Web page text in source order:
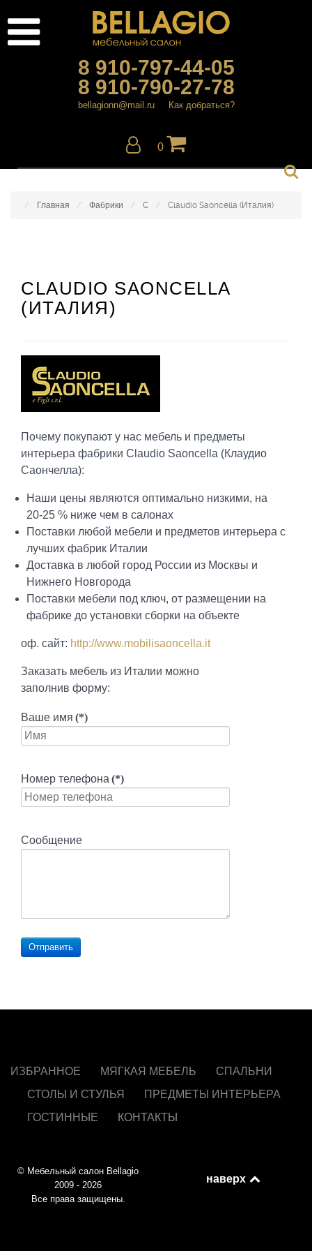
8 910-797-44-05
8 910-790-27-78
bellagionn@mail.ru Как добраться?
0
Главная Фабрики C Claudio Saoncella (Италия)
CLAUDIO SAONCELLA
(ИТАЛИЯ)
Почему покупают у нас мебель и предметы
интерьера фабрики Claudio Saoncella (Клаудио
Саончелла):
Наши цены являются оптимально низкими, на
20-25 % ниже чем в салонах
Поставки любой мебели и предметов интерьера с
лучших фабрик Италии
Доставка в любой город России из Москвы и
Нижнего Новгорода
Поставки мебели под ключ, от размещении на
фабрике до установки сборки на объекте
оф. сайт: http://www.mobilisaoncella.it
Заказать мебель из Италии можно
заполнив форму:
Ваше имя (*)
Номер телефона (*)
Сообщение
Отправить
ИЗБРАННОЕ МЯГКАЯ МЕБЕЛЬ
СПАЛЬНИ
СТОЛЫ И СТУЛЬЯ
ПРЕДМЕТЫ ИНТЕРЬЕРА
ГОСТИННЫЕ
КОНТАКТЫ
© Мебельный салон Bellagio
2009 - 2026
Все права защищены.
наверх